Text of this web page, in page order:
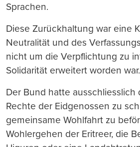
Sprachen.
Diese Zurückhaltung war eine
Neutralität und des
nicht um die Verpflichtung zu
Solidarität erweitert worden war.
Der Bund hatte ausschliesslich
Rechte der Eidgenossen zu
gemeinsame Wohlfahrt zu
Wohlergehen der Eritreer, die